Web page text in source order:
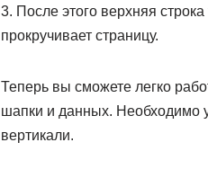
3. После этого верхняя
прокручивает страницу.
Теперь вы сможете легко
шапки и данных. Необходимо
вертикали.